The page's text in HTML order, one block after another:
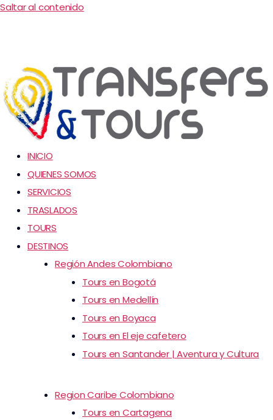
Saltar al contenido
INICIO
QUIENES SOMOS
SERVICIOS
TRASLADOS
TOURS
DESTINOS
Región Andes Colombiano
Tours en Bogotá
Tours en Medellín
Tours en Boyaca
Tours en El eje cafetero
Tours en Santander | Aventura y Cultura
Region Caribe Colombiano
Tours en Cartagena